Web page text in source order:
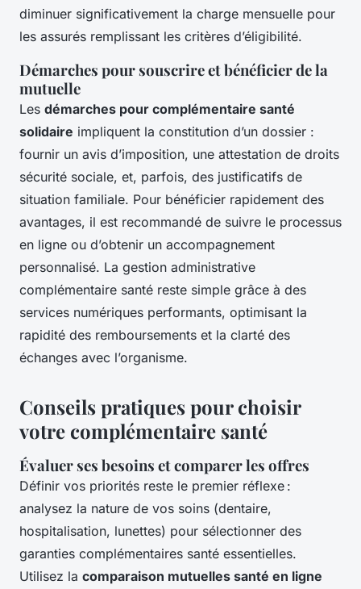
diminuer significativement la charge mensuelle pour
les assurés remplissant les critères d’éligibilité.
Démarches pour souscrire et bénéficier de la
mutuelle
Les démarches pour complémentaire santé
solidaire impliquent la constitution d’un dossier :
fournir un avis d’imposition, une attestation de droits
sécurité sociale, et, parfois, des justificatifs de
situation familiale. Pour bénéficier rapidement des
avantages, il est recommandé de suivre le processus
en ligne ou d’obtenir un accompagnement
personnalisé. La gestion administrative
complémentaire santé reste simple grâce à des
services numériques performants, optimisant la
rapidité des remboursements et la clarté des
échanges avec l’organisme.
Conseils pratiques pour choisir
votre complémentaire santé
Évaluer ses besoins et comparer les offres
Définir vos priorités reste le premier réflexe :
analysez la nature de vos soins (dentaire,
hospitalisation, lunettes) pour sélectionner des
garanties complémentaires santé essentielles.
Utilisez la comparaison mutuelles santé en ligne